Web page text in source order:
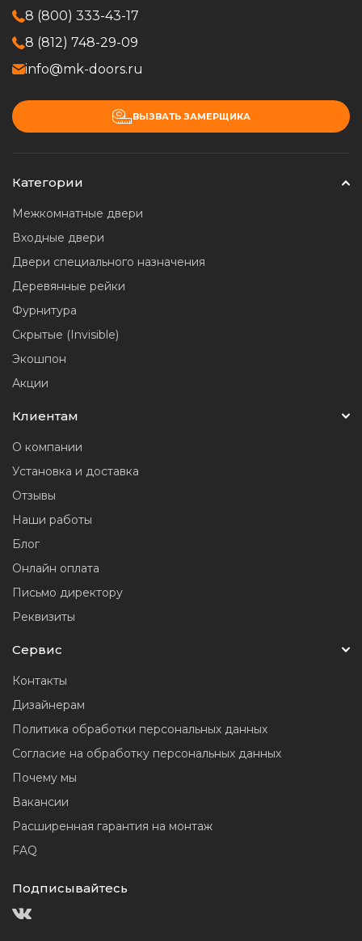
8 (800) 333-43-17
8 (812) 748-29-09
info@mk-doors.ru
ВЫЗВАТЬ ЗАМЕРЩИКА
Категории
Межкомнатные двери
Входные двери
Двери специального назначения
Деревянные рейки
Фурнитура
Скрытые (Invisible)
Экошпон
Акции
Клиентам
О компании
Установка и доставка
Отзывы
Наши работы
Блог
Онлайн оплата
Письмо директору
Реквизиты
Сервис
Контакты
Дизайнерам
Политика обработки персональных данных
Согласие на обработку персональных данных
Почему мы
Вакансии
Расширенная гарантия на монтаж
FAQ
Подписывайтесь